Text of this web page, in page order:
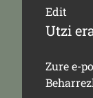
Edit
Utzi
Zure e-